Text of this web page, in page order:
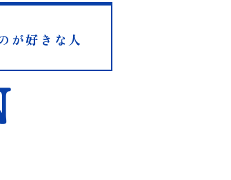
が好きな人